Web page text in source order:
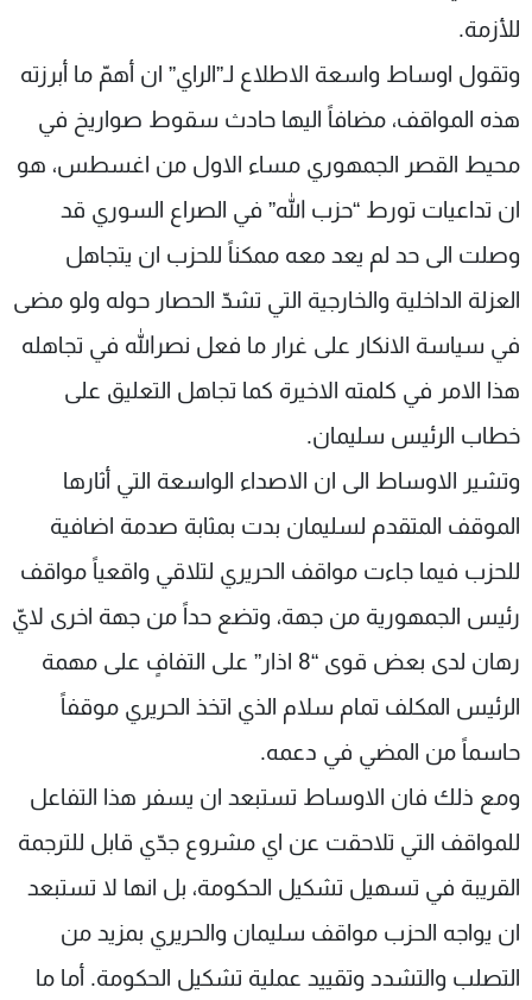
للأزمة.
وتقول اوساط واسعة الاطلاع لـ”الراي” ان أهمّ ما أبرزته
هذه المواقف، مضافاً اليها حادث سقوط صواريخ في
محيط القصر الجمهوري مساء الاول من اغسطس، هو
ان تداعيات تورط “حزب الله” في الصراع السوري قد
وصلت الى حد لم يعد معه ممكناً للحزب ان يتجاهل
العزلة الداخلية والخارجية التي تشدّ الحصار حوله ولو مضى
في سياسة الانكار على غرار ما فعل نصرالله في تجاهله
هذا الامر في كلمته الاخيرة كما تجاهل التعليق على
خطاب الرئيس سليمان.
وتشير الاوساط الى ان الاصداء الواسعة التي أثارها
الموقف المتقدم لسليمان بدت بمثابة صدمة اضافية
للحزب فيما جاءت مواقف الحريري لتلاقي واقعياً مواقف
رئيس الجمهورية من جهة، وتضع حداً من جهة اخرى لايّ
رهان لدى بعض قوى “8 اذار” على التفافٍ على مهمة
الرئيس المكلف تمام سلام الذي اتخذ الحريري موقفاً
حاسماً من المضي في دعمه.
ومع ذلك فان الاوساط تستبعد ان يسفر هذا التفاعل
للمواقف التي تلاحقت عن اي مشروع جدّي قابل للترجمة
القريبة في تسهيل تشكيل الحكومة، بل انها لا تستبعد
ان يواجه الحزب مواقف سليمان والحريري بمزيد من
التصلب والتشدد وتقييد عملية تشكيل الحكومة. أما ما